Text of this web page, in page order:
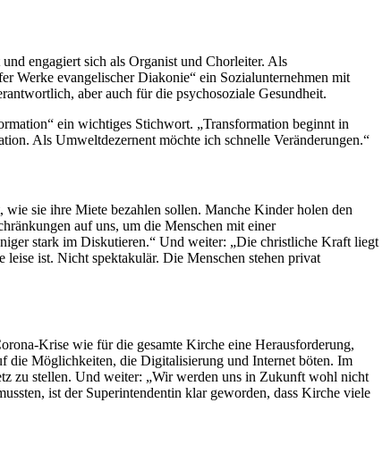
engagiert sich als Organist und Chorleiter. Als
Werke evangelischer Diakonie“ ein Sozialunternehmen mit
aber auch für die psychosoziale Gesundheit.
ein wichtiges Stichwort. „Transformation beginnt in
Als Umweltdezernent möchte ich schnelle Veränderungen.“
sie ihre Miete bezahlen sollen. Manche Kinder holen den
auf uns, um die Menschen mit einer
stark im Diskutieren.“ Und weiter: „Die christliche Kraft liegt
ist. Nicht spektakulär. Die Menschen stehen privat
Krise wie für die gesamte Kirche eine Herausforderung,
die Möglichkeiten, die Digitalisierung und Internet böten. Im
zu stellen. Und weiter: „Wir werden uns in Zukunft wohl nicht
ist der Superintendentin klar geworden, dass Kirche viele